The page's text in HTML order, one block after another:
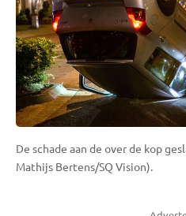
De schade aan de over de kop
Mathijs Bertens/SQ Vision).